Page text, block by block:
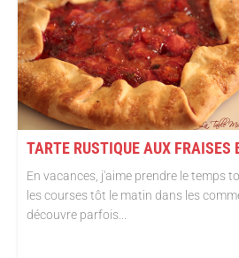
En vacances, j'aime prendre le temps
les courses tôt le matin dans les
découvre parfois...